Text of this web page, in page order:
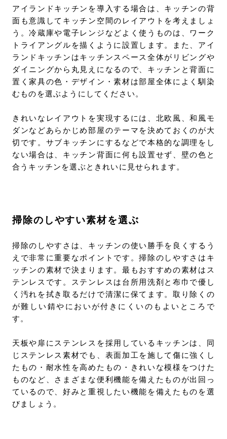
アイランドキッチンを導入する場合は、キッチンの背
面も意識してキッチン空間のレイアウトを考えましょ
う。冷蔵庫や電子レンジなどよく使うものは、ワーク
トライアングルを描くように設置します。また、アイ
ランドキッチンはキッチンスペース全体がリビングや
ダイニングから丸見えになるので、キッチンと背面に
置く家具の色・デザイン・素材は部屋全体によく馴染
むものを選ぶようにしてください。
きれいなレイアウトを実現するには、北欧風、和風モ
ダンなどあらかじめ部屋のテーマを決めておくのが大
切です。サブキッチンにするなどで本格的な調理をし
ない場合は、キッチン背面に何も設置せず、壁の色と
合うキッチンを選ぶときれいに見せられます。
掃除のしやすい素材を選ぶ
掃除のしやすさは、キッチンの使い勝手を良くするう
えで非常に重要なポイントです。掃除のしやすさはキ
ッチンの素材で決まります。最もおすすめの素材はス
テンレスです。ステンレスは台所用洗剤と布巾で優し
く汚れを拭き取るだけで清潔に保てます。取り除くの
が難しい錆やにおいが付きにくいのもよいところで
す。
天板や扉にステンレスを採用しているキッチンは、同
じステンレス素材でも、表面加工を施して傷に強くし
たもの・耐水性を高めたもの・きれいな模様をつけた
ものなど、さまざまな便利機能を備えたものが出回っ
ているので、好みと重視したい機能を備えたものを選
びましょう。